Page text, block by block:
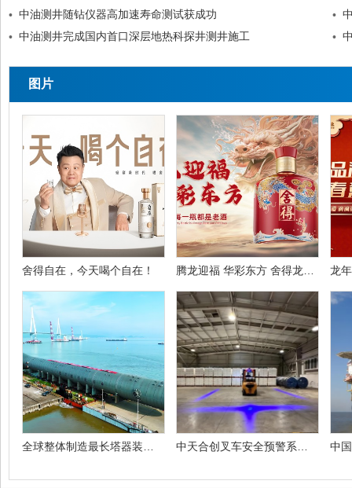
• 中油测井随钻仪器高加速寿命测试获成功 •
• 中油测井完成国内首口深层地热科探井测井施工 •
图片
舍得自在，今天喝个自在！ 龙